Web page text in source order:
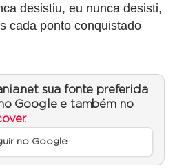
desistiu, eu nunca desisti,
cada ponto conquistado
sua fonte preferida
Google e também no
.
no Google